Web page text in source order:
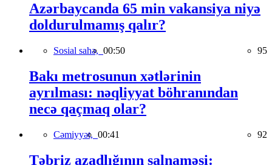
Azərbaycanda 65 min vakansiya niyə
doldurulmamış qalır?
Sosial sahə, 00:50 95
Bakı metrosunun xətlərinin
ayrılması: nəqliyyat böhranından
necə qaçmaq olar?
Cəmiyyət, 00:41 92
Təbriz azadlığının salnaməsi: